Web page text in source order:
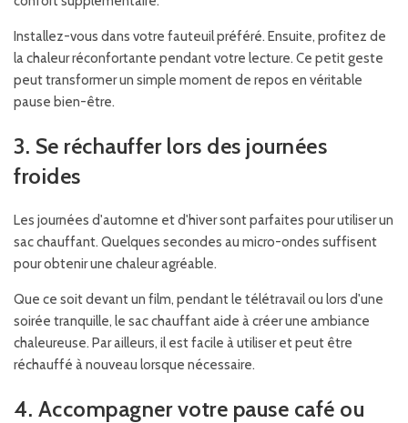
Installez-vous dans votre fauteuil préféré. Ensuite, profitez de
la chaleur réconfortante pendant votre lecture. Ce petit geste
peut transformer un simple moment de repos en véritable
pause bien-être.
3. Se réchauffer lors des journées
froides
Les journées d'automne et d'hiver sont parfaites pour utiliser un
sac chauffant. Quelques secondes au micro-ondes suffisent
pour obtenir une chaleur agréable.
Que ce soit devant un film, pendant le télétravail ou lors d'une
soirée tranquille, le sac chauffant aide à créer une ambiance
chaleureuse. Par ailleurs, il est facile à utiliser et peut être
réchauffé à nouveau lorsque nécessaire.
4. Accompagner votre pause café ou